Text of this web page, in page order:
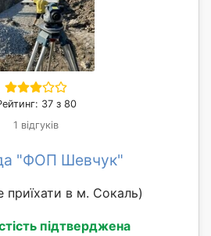
37 з 80
1 відгуків
"ФОП Шевчук"
в м. Сокаль)
підтверджена